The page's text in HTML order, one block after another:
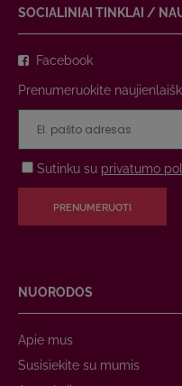
SOCIALINIAI TINKLAI /
Facebook
Prenumeruokite
Sutinku su privatumo
PRENUMERUOTI
NUORODOS
Apie mus
Susisiekite su mumis